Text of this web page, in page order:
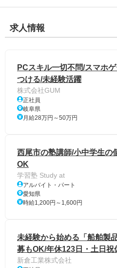
求人情報
PCスキル一切不問/スマホ
つける/未経験活躍
株式会社GUM
正社員
岐阜県
月給28万円～50万円
西尾市の塾講師/小中学生の
OK
学習塾 Study at
アルバイト・パート
愛知県
時給1,200円～1,600円
未経験から始める「船舶製
募もOK/年休123日・土日祝
新倉工業株式会社